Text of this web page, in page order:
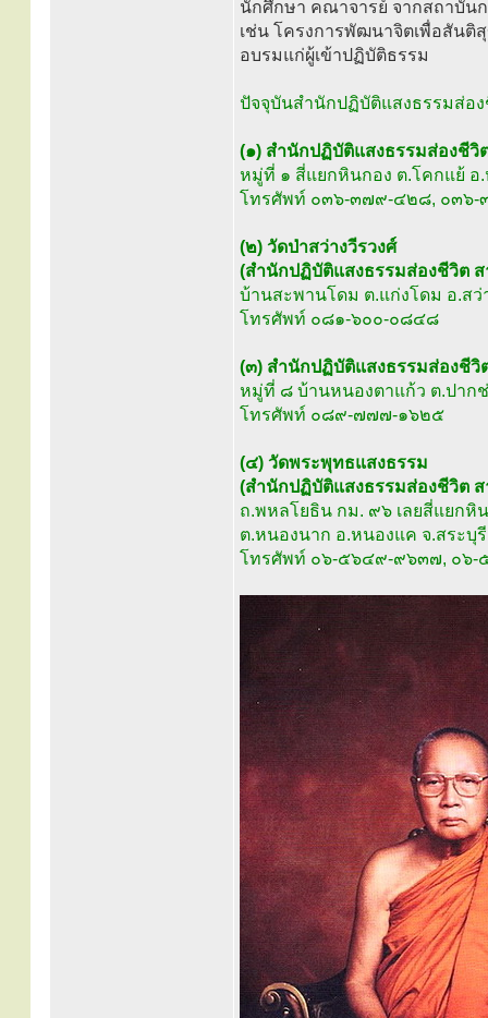
นักศึกษา คณาจารย์ จากสถาบัน
เช่น โครงการพัฒนาจิตเพื่อสันติ
อบรมแก่ผู้เข้าปฏิบัติธรรม
ปัจจุบันสำนักปฏิบัติแสงธรรมส่อ
(๑) สำนักปฏิบัติแสงธรรมส่องชีวิ
หมู่ที่ ๑ สี่แยกหินกอง ต.โคกแย้
โทรศัพท์ ๐๓๖-๓๗๙-๔๒๘, ๐๓๖-
(๒) วัดป่าสว่างวีรวงศ์
(สำนักปฏิบัติแสงธรรมส่องชีวิต
บ้านสะพานโดม ต.แก่งโดม อ.ส
โทรศัพท์ ๐๘๑-๖๐๐-๐๘๔๘
(๓) สำนักปฏิบัติแสงธรรมส่องชีวิ
หมู่ที่ ๘ บ้านหนองตาแก้ว ต.ปาก
โทรศัพท์ ๐๘๙-๗๗๗-๑๖๒๕
(๔) วัดพระพุทธแสงธรรม
(สำนักปฏิบัติแสงธรรมส่องชีวิต
ถ.พหลโยธิน กม. ๙๖ เลยสี่แยกหิ
ต.หนองนาก อ.หนองแค จ.สระบุ
โทรศัพท์ ๐๖-๕๖๔๙-๙๖๓๗, ๐๖